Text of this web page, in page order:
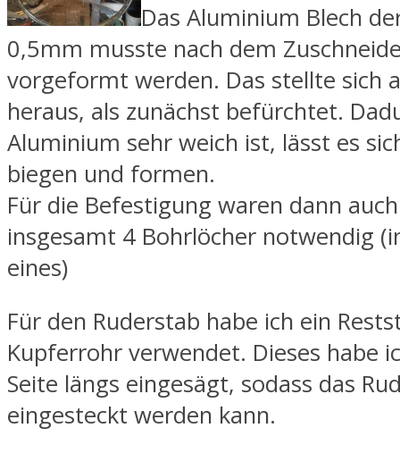
Das Aluminium Blech
0,5mm musste nach dem
vorgeformt werden. Das stellte sich
heraus, als zunächst befürchtet.
Aluminium sehr weich ist, lässt es
biegen und formen.
Für die Befestigung waren dann
insgesamt 4 Bohrlöcher notwendig
eines)
Für den Ruderstab habe ich ein
Kupferrohr verwendet. Dieses habe
Seite längs eingesägt, sodass das
eingesteckt werden kann.